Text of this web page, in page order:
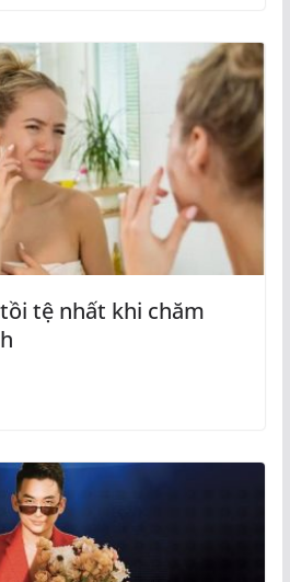
tệ nhất khi chăm